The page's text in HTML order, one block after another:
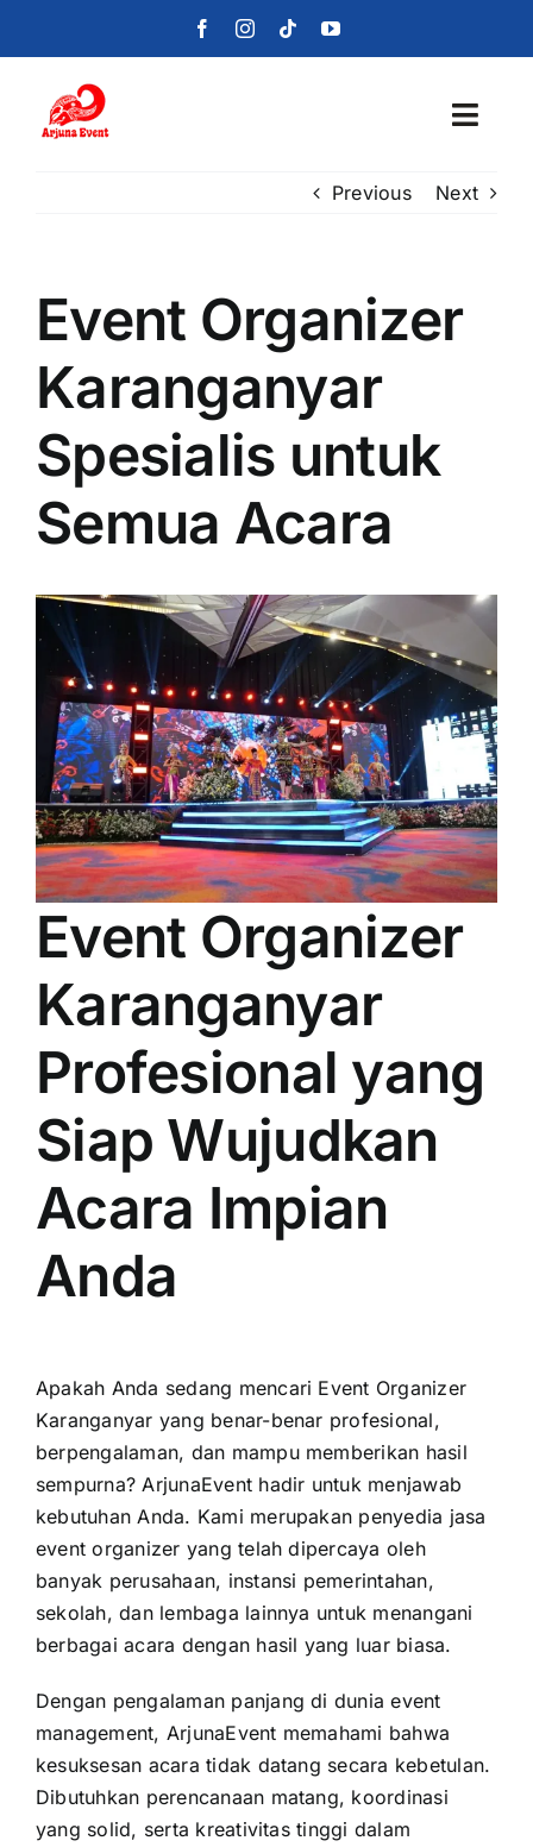
Beranda
Foto
Portofolio
Blog
PRICELIST
Hubungi Kami
Previous Next
Event Organizer
Karanganyar
Spesialis untuk
Semua Acara
Event Organizer
Karanganyar
Profesional yang
Siap Wujudkan
Acara Impian
Anda
Apakah Anda sedang mencari Event Organizer
Karanganyar yang benar-benar profesional,
berpengalaman, dan mampu memberikan hasil
sempurna? ArjunaEvent hadir untuk menjawab
kebutuhan Anda. Kami merupakan penyedia jasa
event organizer yang telah dipercaya oleh
banyak perusahaan, instansi pemerintahan,
sekolah, dan lembaga lainnya untuk menangani
berbagai acara dengan hasil yang luar biasa.
Dengan pengalaman panjang di dunia event
management, ArjunaEvent memahami bahwa
kesuksesan acara tidak datang secara kebetulan.
Dibutuhkan perencanaan matang, koordinasi
yang solid, serta kreativitas tinggi dalam